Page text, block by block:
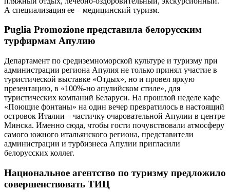
А специализация ее – медицинский туризм.
Puglia Promozione представила белорусским
турфирмам Апулию
Департамент по средиземноморской культуре и туризму при
администрации региона Апулия не только принял участие в
туристической выставке «Отдых», но и провел яркую
презентацию, в «100%-но апулийском стиле», для
туристических компаний Беларуси. На прошлой неделе кафе
«Поющие фонтаны» на один вечер превратилось в настоящий
островок Италии – частичку очаровательной Апулии в центре
Минска. Именно сюда, чтобы гости почувствовали атмосферу
самого южного итальянского региона, представители
администрации и турбизнеса Апулии пригласили
белорусских коллег.
Национальное агентство по туризму предложило
совершенствовать ТИЦ